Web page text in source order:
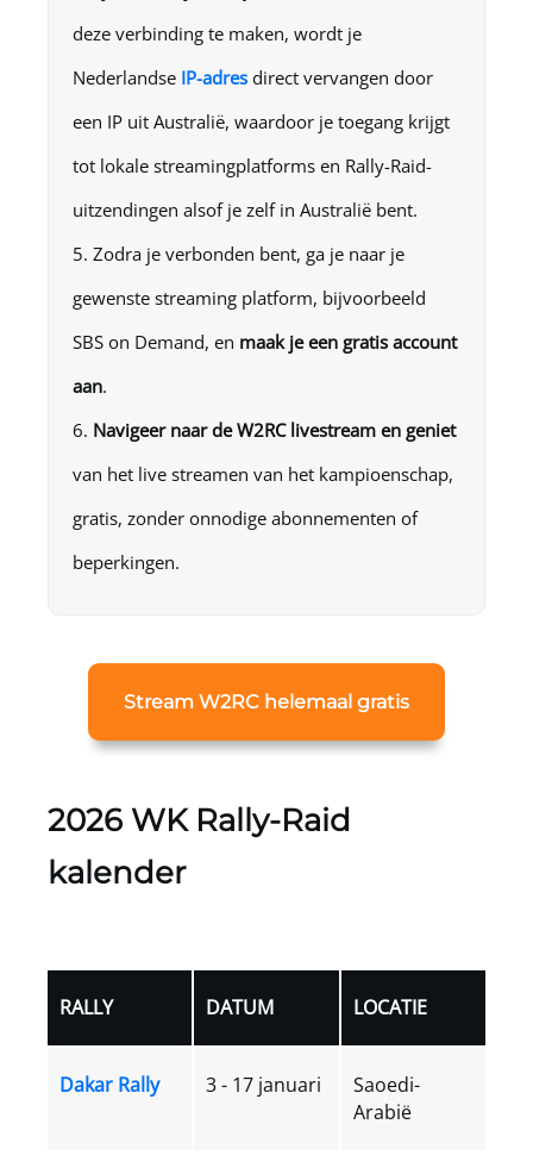
deze verbinding te maken, wordt je
Nederlandse IP-adres direct vervangen door
een IP uit Australië, waardoor je toegang krijgt
tot lokale streamingplatforms en Rally-Raid-
uitzendingen alsof je zelf in Australië bent.
Zodra je verbonden bent, ga je naar je
gewenste streaming platform, bijvoorbeeld
SBS on Demand, en maak je een gratis account
aan.
Navigeer naar de W2RC livestream en geniet
van het live streamen van het kampioenschap,
gratis, zonder onnodige abonnementen of
beperkingen.
Stream W2RC helemaal gratis
2026 WK Rally-Raid
kalender
RALLY DATUM LOCATIE
Dakar Rally 3 - 17 januari
Saoedi-
Arabië